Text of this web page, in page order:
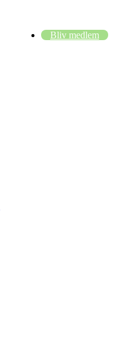
Bliv medlem